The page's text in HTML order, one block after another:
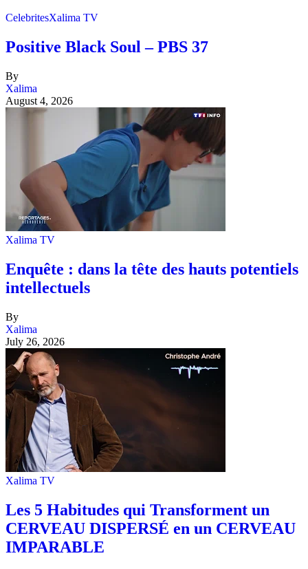
CelebritesXalima TV
Positive Black Soul – PBS 37
By
Xalima
August 4, 2026
Xalima TV
Enquête : dans la tête des hauts potentiels
intellectuels
By
Xalima
July 26, 2026
Xalima TV
Les 5 Habitudes qui Transforment un
CERVEAU DISPERSÉ en un CERVEAU
IMPARABLE